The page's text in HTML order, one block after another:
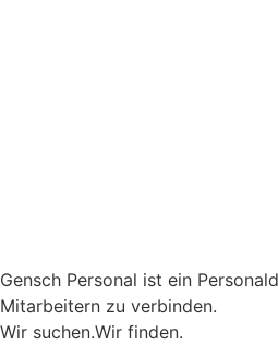
Gensch Personal ist ein
Mitarbeitern zu verbinden.
Wir suchen.Wir finden.